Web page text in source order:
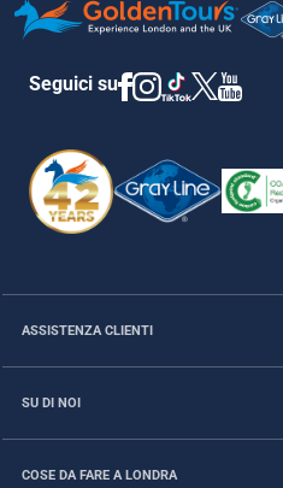
Seguici su
ASSISTENZA CLIENTI
SU DI NOI
COSE DA FARE A LONDRA